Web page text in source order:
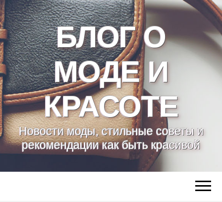
БЛОГ О
МОДЕ И
КРАСОТЕ
Новости моды, стильные советы и
рекомендации как быть красивой